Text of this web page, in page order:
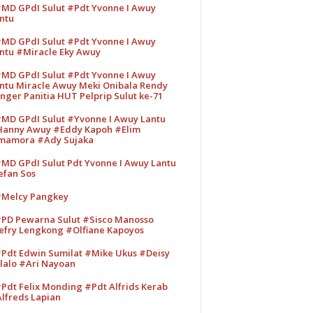
GPdI Sulut #Pdt Yvonne I Awuy
GPdI Sulut #Pdt Yvonne I Awuy
#Miracle Eky Awuy
GPdI Sulut #Pdt Yvonne I Awuy
Miracle Awuy Meki Onibala Rendy
Panitia HUT Pelprip Sulut ke-71
GPdI Sulut #Yvonne I Awuy Lantu
Awuy #Eddy Kapoh #Elim
#Ady Sujaka
GPdI Sulut Pdt Yvonne I Awuy Lantu
Sos
Pangkey
Pewarna Sulut #Sisco Manosso
Lengkong #Olfiane Kapoyos
Edwin Sumilat #Mike Ukus #Deisy
#Ari Nayoan
Felix Monding #Pdt Alfrids Kerab
Lapian